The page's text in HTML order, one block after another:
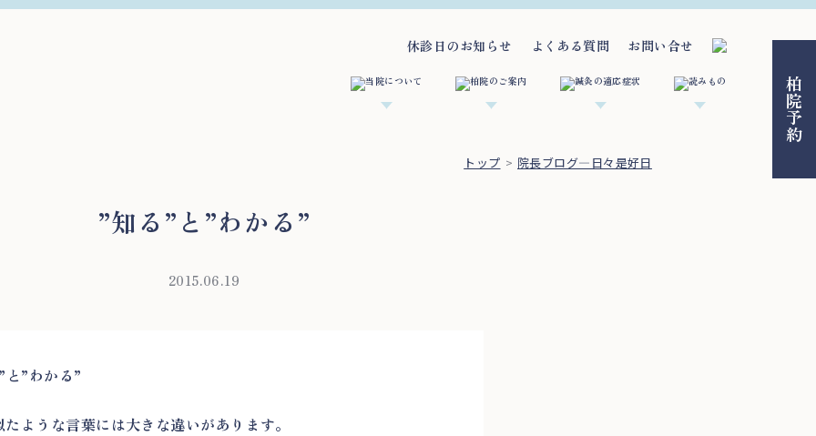
休診日のお知らせ よくある質問 お問い合せ
柏院予約
トップ 院長ブログ―日々是好日
”知る”と”わかる”
2015.06.19
と”わかる”
ような言葉には大きな違いがあります。